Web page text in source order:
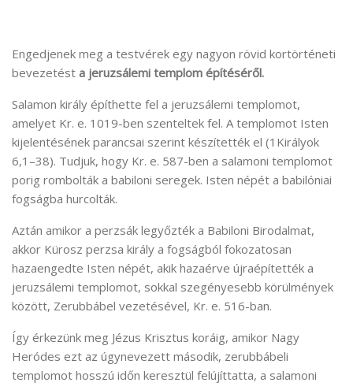
Engedjenek meg a testvérek egy nagyon rövid kortörténeti
bevezetést a jeruzsálemi templom építéséről.
Salamon király építhette fel a jeruzsálemi templomot,
amelyet Kr. e. 1019-ben szenteltek fel. A templomot Isten
kijelentésének parancsai szerint készítették el (1Királyok
6,1–38). Tudjuk, hogy Kr. e. 587-ben a salamoni templomot
porig rombolták a babiloni seregek. Isten népét a babilóniai
fogságba hurcolták.
Aztán amikor a perzsák legyőzték a Babiloni Birodalmat,
akkor Kürosz perzsa király a fogságból fokozatosan
hazaengedte Isten népét, akik hazaérve újraépítették a
jeruzsálemi templomot, sokkal szegényesebb körülmények
között, Zerubbábel vezetésével, Kr. e. 516-ban.
Így érkezünk meg Jézus Krisztus koráig, amikor Nagy
Heródes ezt az úgynevezett második, zerubbábeli
templomot hosszú időn keresztül felújíttatta, a salamoni